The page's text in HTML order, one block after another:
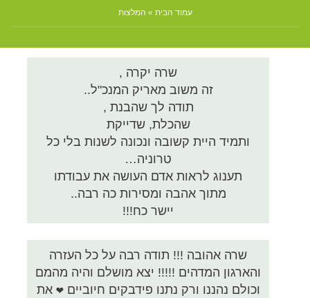
עמוד הבית » המלצות
שרה יקרה ,
זה משוב מאריק המנכ"ל..
תודה לך שהבנת ,
שהכלת, שדייקת
ותמיד היית קשובה ונכונה לשנות בלי כל
טרוניה…
תענוג לראות אדם העושה את עבודתו
מתוך אהבה ומסירות כה רבה..
יישר כח!!!
שרה אהובה !!! תודה רבה על כל העזרה
והארגון המדהים !!!!! יצא מושלם והיה מהמם
וכולם נהננו ורק נתנו פידבקים חיוביים ❤ את